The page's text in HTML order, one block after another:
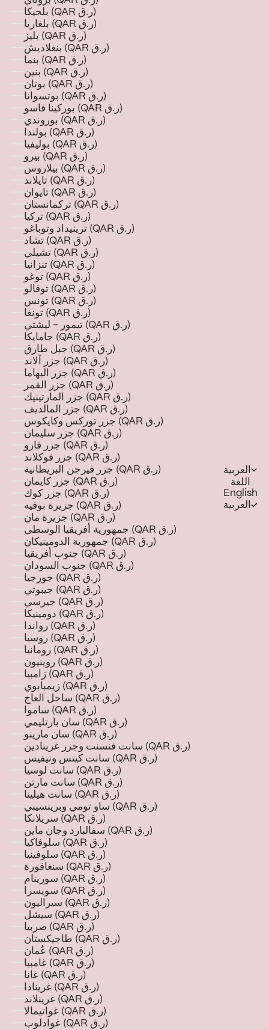
بلجيكا (QAR ر.ق)
بلغاريا (QAR ر.ق)
بليز (QAR ر.ق)
بنغلاديش (QAR ر.ق)
بنما (QAR ر.ق)
بنين (QAR ر.ق)
بوتان (QAR ر.ق)
بوتسوانا (QAR ر.ق)
بوركينا فاسو (QAR ر.ق)
بوروندي (QAR ر.ق)
بولندا (QAR ر.ق)
بوليفيا (QAR ر.ق)
بيرو (QAR ر.ق)
بيلاروس (QAR ر.ق)
تايلاند (QAR ر.ق)
تايوان (QAR ر.ق)
تركمانستان (QAR ر.ق)
تركيا (QAR ر.ق)
ترينيداد وتوباغو (QAR ر.ق)
تشاد (QAR ر.ق)
تشيلي (QAR ر.ق)
تنزانيا (QAR ر.ق)
توغو (QAR ر.ق)
توفالو (QAR ر.ق)
تونس (QAR ر.ق)
تونغا (QAR ر.ق)
تيمور - ليشتي (QAR ر.ق)
جامايكا (QAR ر.ق)
جبل طارق (QAR ر.ق)
جزر آلاند (QAR ر.ق)
جزر البهاما (QAR ر.ق)
جزر القمر (QAR ر.ق)
جزر المارتينيك (QAR ر.ق)
جزر المالديف (QAR ر.ق)
جزر توركس وكايكوس (QAR ر.ق)
جزر سليمان (QAR ر.ق)
جزر فارو (QAR ر.ق)
جزر فوكلاند (QAR ر.ق)
جزر فيرجن البريطانية (QAR ر.ق)
جزر كايمان (QAR ر.ق)
جزر كوك (QAR ر.ق)
جزيرة بوفيه (QAR ر.ق)
جزيرة مان (QAR ر.ق)
جمهورية أفريقيا الوسطى (QAR ر.ق)
جمهورية الدومينيكان (QAR ر.ق)
جنوب أفريقيا (QAR ر.ق)
جنوب السودان (QAR ر.ق)
جورجيا (QAR ر.ق)
جيبوتي (QAR ر.ق)
جيرسي (QAR ر.ق)
دومينيكا (QAR ر.ق)
رواندا (QAR ر.ق)
روسيا (QAR ر.ق)
رومانيا (QAR ر.ق)
روينيون (QAR ر.ق)
زامبيا (QAR ر.ق)
زيمبابوي (QAR ر.ق)
ساحل العاج (QAR ر.ق)
ساموا (QAR ر.ق)
سان بارتليمي (QAR ر.ق)
سان مارينو (QAR ر.ق)
سانت فنسنت وجزر غرينادين (QAR ر.ق)
سانت كيتس ونيفيس (QAR ر.ق)
سانت لوسيا (QAR ر.ق)
سانت مارتن (QAR ر.ق)
سانت هيلينا (QAR ر.ق)
ساو تومي وبرينسيبي (QAR ر.ق)
سريلانكا (QAR ر.ق)
سفالبارد وجان ماين (QAR ر.ق)
سلوفاكيا (QAR ر.ق)
سلوفينيا (QAR ر.ق)
سنغافورة (QAR ر.ق)
سورينام (QAR ر.ق)
سويسرا (QAR ر.ق)
سيراليون (QAR ر.ق)
سيشل (QAR ر.ق)
صربيا (QAR ر.ق)
طاجيكستان (QAR ر.ق)
عُمان (QAR ر.ق)
غامبيا (QAR ر.ق)
غانا (QAR ر.ق)
غرينادا (QAR ر.ق)
غرينلاند (QAR ر.ق)
غواتيمالا (QAR ر.ق)
غوادلوب (QAR ر.ق)
العربية
اللغة
English
العربية